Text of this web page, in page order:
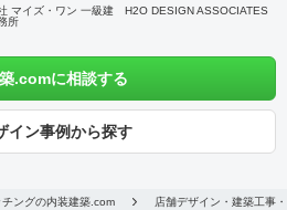
マイズ・ワン 一級建
所
H2O DESIGN ASSOCIATES
.comに相談する
イン事例から探す
ングの内装建築.com 店舗デザイン・建築工事